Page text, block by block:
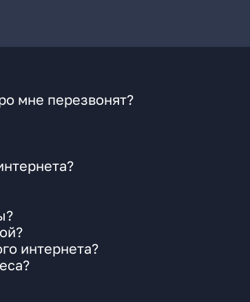
мне перезвонят?
интернета?